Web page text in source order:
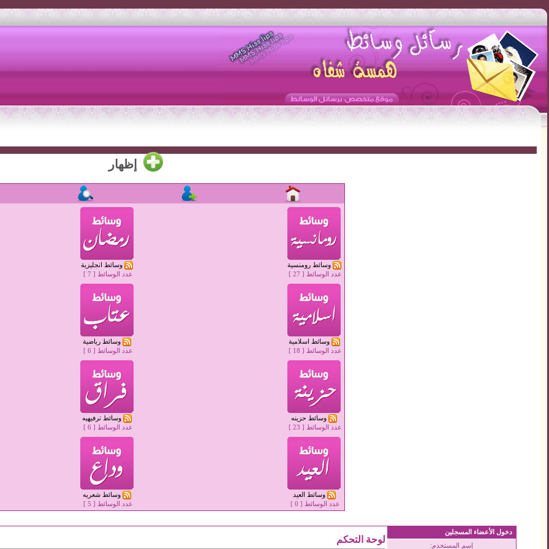
تطوير : نديم للخدمات الالكترونية
الرقم السري:
قم بتسجيلي تلقائيا في المرة القادمة
نسيت كلمة السر
إظهار
وسائط رومنسية
عدد الوسائط [ 27
]
وسائط اسلامية
عدد الوسائط [ 18
]
وسائط حزينه
عدد الوسائط [ 23
]
وسائط العيد
عدد الوسائط [ 0
]
وسائط انجليزية
عدد الوسائط [ 7
]
وسائط رياضية
عدد الوسائط [ 6
]
وسائط ترفيهيه
عدد الوسائط [ 6
]
وسائط شعريه
عدد الوسائط [ 5
]
دخول الأعضاء المسجلين
إسم المستخدم:
لوحة التحكم